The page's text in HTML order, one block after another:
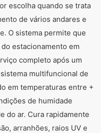
escolha quando se trata
de vários andares e
O sistema permite que
estacionamento em
completo após um
multifuncional de
em temperaturas entre +
de humidade
do ar. Cura rapidamente
arranhões, raios UV e